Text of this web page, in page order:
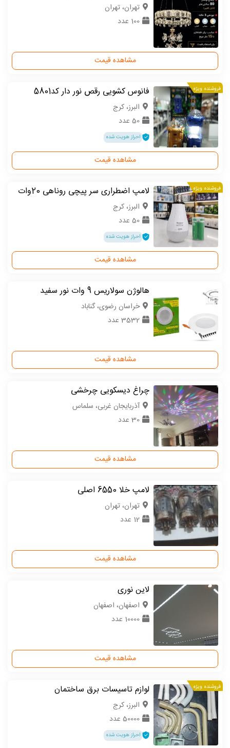
تهران، تهران
100 عدد
مشاهده قیمت
فروشنده ویژه فانوس کشویی رقص نور دار کد5801
البرز، کرج
50 عدد
احراز هویت شده
مشاهده قیمت
فروشنده ویژه لامپ اضطراری سر پیچی روناهی 20وات
البرز، کرج
50 عدد
احراز هویت شده
مشاهده قیمت
هالوژن سولاریس 9 وات نور سفید
خراسان رضوی، گناباد
3532 عدد
مشاهده قیمت
چراغ دیسکویی چرخشی
آذربایجان غربی، سلماس
30 عدد
مشاهده قیمت
لامپ خلا 6550 اصلی
تهران، تهران
12 عدد
مشاهده قیمت
لاین نوری
اصفهان، اصفهان
10000 عدد
مشاهده قیمت
فروشنده ویژه لوازم تاسیسات برق ساختمان
البرز، کرج
50000 عدد
احراز هویت شده